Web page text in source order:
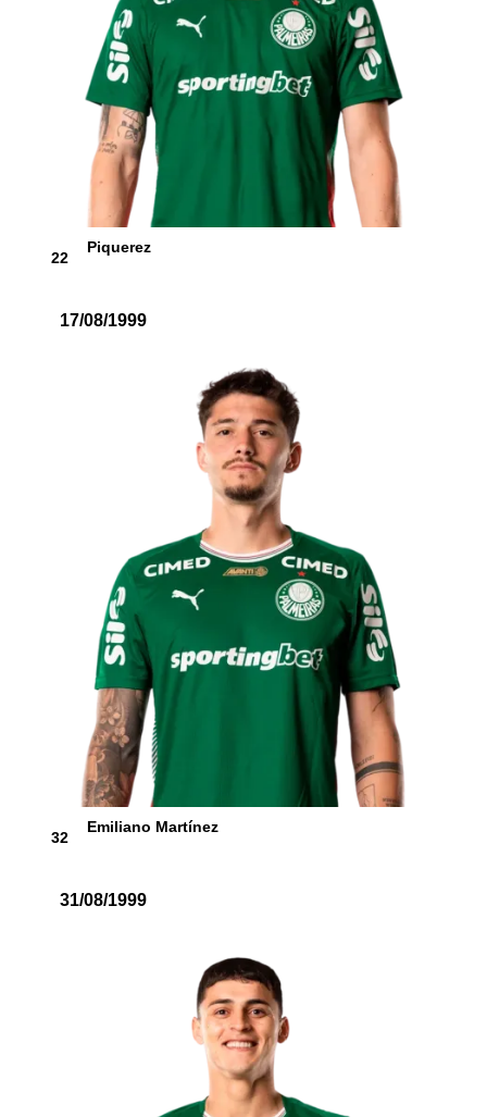
22
Piquerez
17/08/1999
32
Emiliano Martínez
31/08/1999